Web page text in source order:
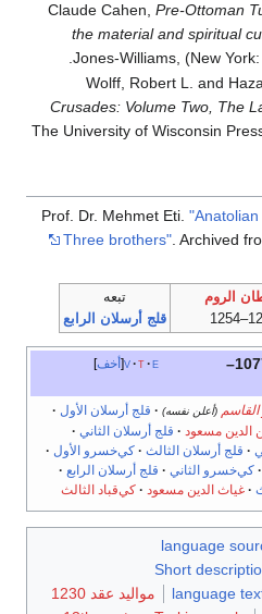
Claude Cahen, Pre-Ottoman
the material and spiritual
Jones-Williams, (New
Wolff, Robert L. and
Crusades: Volume Two, The
The University of Wisconsin
Prof. Dr. Mehmet Eti.
Three brothers". Archived
الروم
تبعه
قلج أرسلان الرابع
أخف v t e
(1077–
القاسم (أعلن نفسه)
قلج أرسلان الأول
الدين مسعود
قلج أرسلان الثاني
قلج أرسلان الثالث
كي‌خسرو الأول
كي‌خسرو الثاني
قلج أرسلان الرابع
غياث الدين مسعود كي‌قباد الثالث
Short
مواليد عقد 1230